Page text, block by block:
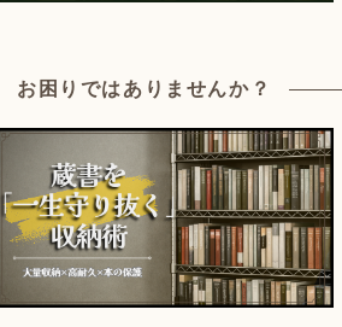
お困りではありませんか？